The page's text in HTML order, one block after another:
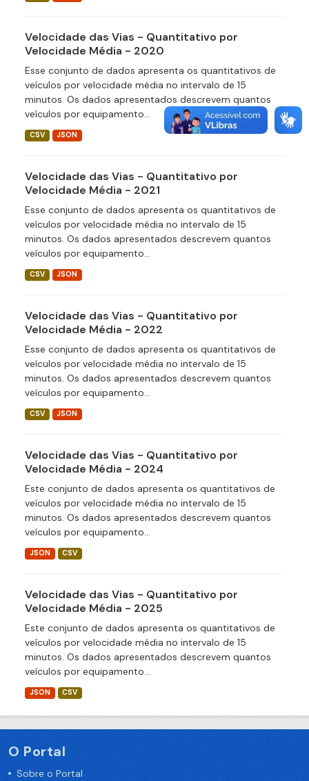
Velocidade das Vias - Quantitativo por
Velocidade Média - 2020
Esse conjunto de dados apresenta os quantitativos de
veículos por velocidade média no intervalo de 15
minutos. Os dados apresentados descrevem quantos
veículos por equipamento...
CSV JSON
Velocidade das Vias - Quantitativo por
Velocidade Média - 2021
Esse conjunto de dados apresenta os quantitativos de
veículos por velocidade média no intervalo de 15
minutos. Os dados apresentados descrevem quantos
veículos por equipamento...
CSV JSON
Velocidade das Vias - Quantitativo por
Velocidade Média - 2022
Esse conjunto de dados apresenta os quantitativos de
veículos por velocidade média no intervalo de 15
minutos. Os dados apresentados descrevem quantos
veículos por equipamento...
CSV JSON
Velocidade das Vias - Quantitativo por
Velocidade Média - 2024
Este conjunto de dados apresenta os quantitativos de
veículos por velocidade média no intervalo de 15
minutos. Os dados apresentados descrevem quantos
veículos por equipamento...
JSON CSV
Velocidade das Vias - Quantitativo por
Velocidade Média - 2025
Este conjunto de dados apresenta os quantitativos de
veículos por velocidade média no intervalo de 15
minutos. Os dados apresentados descrevem quantos
veículos por equipamento...
JSON CSV
O Portal
Sobre o Portal